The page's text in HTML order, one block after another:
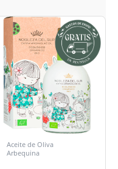
Aceite de Oliva
Arbequina